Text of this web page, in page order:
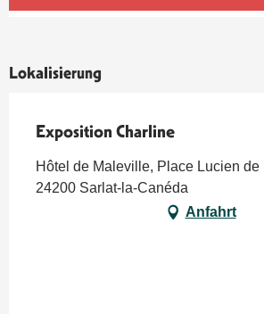
Lokalisierung
Exposition Charline
Hôtel de Maleville, Place Lucien de
24200 Sarlat-la-Canéda
Anfahrt